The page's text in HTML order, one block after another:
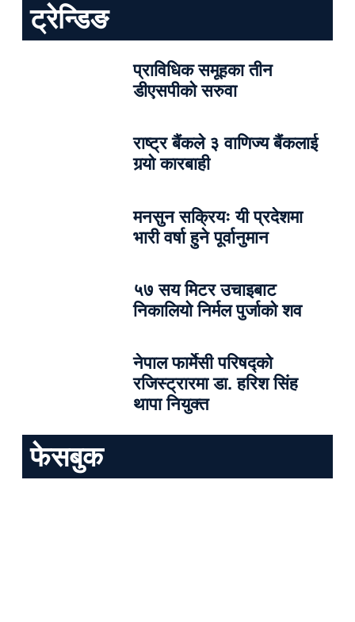
ट्रेन्डिङ
प्राविधिक समूहका तीन
डीएसपीको सरुवा
राष्ट्र बैंकले ३ वाणिज्य बैंकलाई
गर्‍यो कारबाही
मनसुन सक्रियः यी प्रदेशमा
भारी वर्षा हुने पूर्वानुमान
५७ सय मिटर उचाइबाट
निकालियो निर्मल पुर्जाको शव
नेपाल फार्मेसी परिषद्को
रजिस्ट्रारमा डा. हरिश सिंह
थापा नियुक्त
फेसबुक